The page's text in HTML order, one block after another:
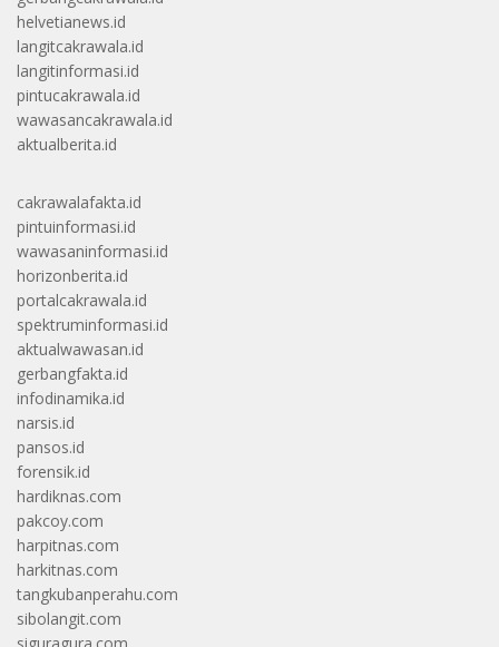
helvetianews.id
langitcakrawala.id
langitinformasi.id
pintucakrawala.id
wawasancakrawala.id
aktualberita.id
cakrawalafakta.id
pintuinformasi.id
wawasaninformasi.id
horizonberita.id
portalcakrawala.id
spektruminformasi.id
aktualwawasan.id
gerbangfakta.id
infodinamika.id
narsis.id
pansos.id
forensik.id
hardiknas.com
pakcoy.com
harpitnas.com
harkitnas.com
tangkubanperahu.com
sibolangit.com
siguragura.com